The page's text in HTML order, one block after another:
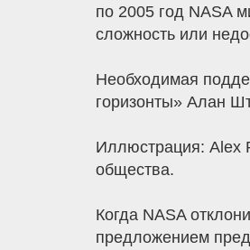
по 2005 год NASA
сложность или
Необходимая
горизонты» Алан
Иллюстрация: Alex
общества.
Когда NASA
предложением